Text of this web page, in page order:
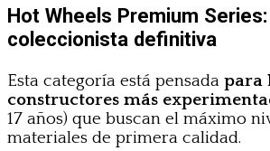
Hot Wheels Premium
coleccionista definitiva
Esta categoría está pensada para
constructores más
17 años) que buscan el máximo
materiales de primera calidad.